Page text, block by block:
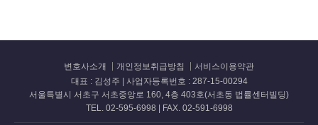
변호사소개 개인정보취급방침
서비스이용약관
대표 : 김성주 | 사업자등록번호 : 287-15-00294
서울특별시 서초구 서초중앙로 160, 4층 403호(서초동 법률센터빌딩)
TEL. 02-595-6998 | FAX. 02-591-6998